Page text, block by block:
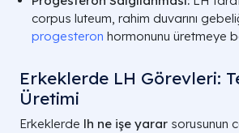
corpus luteum, rahim duvarını
progesteron hormonunu üretmeye
Erkeklerde LH Görevleri:
Üretimi
Erkeklerde lh ne işe yarar sorusunun